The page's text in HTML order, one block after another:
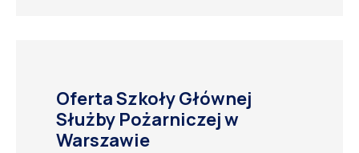
Oferta Szkoły Głównej
Służby Pożarniczej w
Warszawie